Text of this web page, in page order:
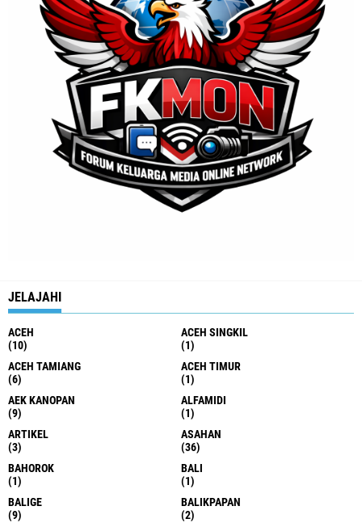
JELAJAHI
ACEH
(10)
ACEH SINGKIL
(1)
ACEH TAMIANG
(6)
ACEH TIMUR
(1)
AEK KANOPAN
(9)
ALFAMIDI
(1)
ARTIKEL
(3)
ASAHAN
(36)
BAHOROK
(1)
BALI
(1)
BALIGE
(9)
BALIKPAPAN
(2)